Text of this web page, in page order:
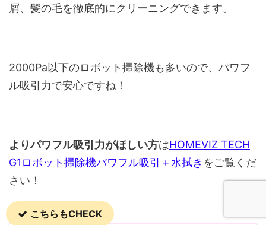
屑、髪の毛を徹底的にクリーニングできます。
2000Pa以下のロボット掃除機も多いので、パワフ
ル吸引力で安心ですね！
よりパワフル吸引力がほしい方はHOMEVIZ TECH
G1ロボット掃除機パワフル吸引＋水拭き をご覧くだ
さい！
こちらもCHECK